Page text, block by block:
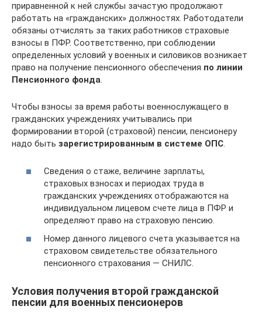
приравненной к ней службы зачастую продолжают
работать на «гражданских» должностях. Работодатели
обязаны отчислять за таких работников страховые
взносы в ПФР. Соответственно, при соблюдении
определенных условий у военных и силовиков возникает
право на получение пенсионного обеспечения по линии
Пенсионного фонда.
Чтобы взносы за время работы военнослужащего в
гражданских учреждениях учитывались при
формировании второй (страховой) пенсии, пенсионеру
надо быть зарегистрированным в системе ОПС.
Сведения о стаже, величине зарплаты,
страховых взносах и периодах труда в
гражданских учреждениях отображаются на
индивидуальном лицевом счете лица в ПФР и
определяют право на страховую пенсию.
Номер данного лицевого счета указывается на
страховом свидетельстве обязательного
пенсионного страхования — СНИЛС.
Условия получения второй гражданской
пенсии для военных пенсионеров